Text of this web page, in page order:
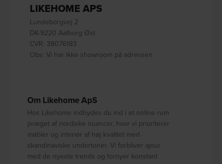
LIKEHOME APS
Lundeborgvej 2
DK-9220 Aalborg Øst
CVR: 38076183
Obs: Vi har ikke showroom på adressen
Om Likehome ApS
Hos Likehome indbydes du ind i et online rum
præget af nordiske nuancer, hvor vi prioriterer
møbler og interiør af høj kvalitet med
skandinaviske undertoner. Vi forbliver ajour
med de nyeste trends og fornyer konstant